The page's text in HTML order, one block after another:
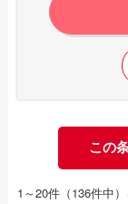
この
1～20件（136件中